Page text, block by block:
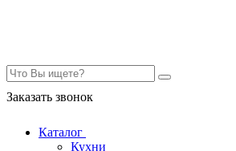
Заказать звонок
Каталог
Кухни